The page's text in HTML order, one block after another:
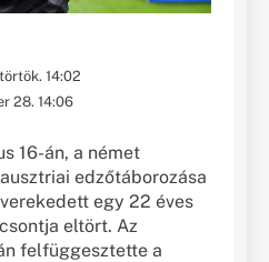
14:02
28. 14:06
16-án, a német
edzőtáborozása
egy 22 éves
eltört. Az
felfüggesztette a